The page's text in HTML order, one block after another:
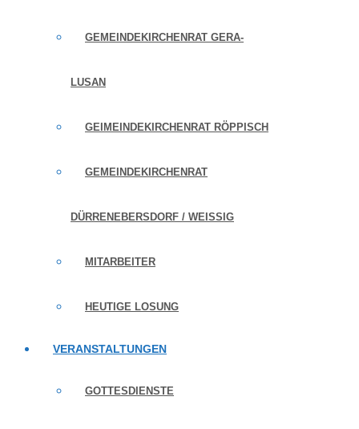
GEMEINDEKIRCHENRAT GERA-
LUSAN
GEIMEINDEKIRCHENRAT RÖPPISCH
GEMEINDEKIRCHENRAT
DÜRRENEBERSDORF / WEISSIG
MITARBEITER
HEUTIGE LOSUNG
VERANSTALTUNGEN
GOTTESDIENSTE